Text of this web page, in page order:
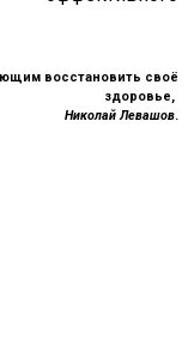
восстановить своё
здоровье,
Николай Левашов.